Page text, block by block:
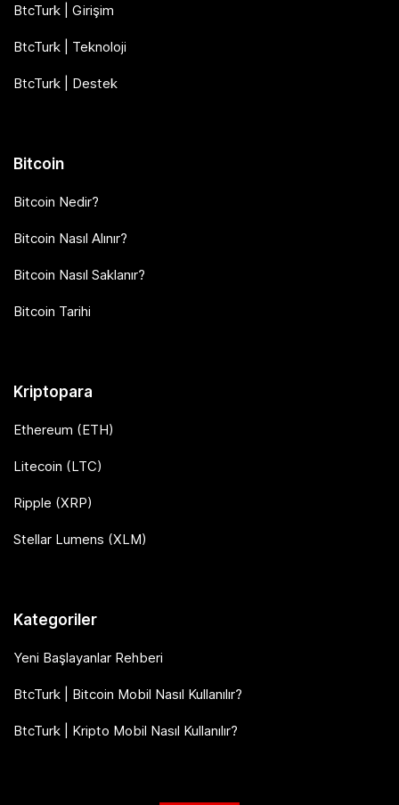
BtcTurk | Girişim
BtcTurk | Teknoloji
BtcTurk | Destek
Bitcoin
Bitcoin Nedir?
Bitcoin Nasıl Alınır?
Bitcoin Nasıl Saklanır?
Bitcoin Tarihi
Kriptopara
Ethereum (ETH)
Litecoin (LTC)
Ripple (XRP)
Stellar Lumens (XLM)
Kategoriler
Yeni Başlayanlar Rehberi
BtcTurk | Bitcoin Mobil Nasıl Kullanılır?
BtcTurk | Kripto Mobil Nasıl Kullanılır?